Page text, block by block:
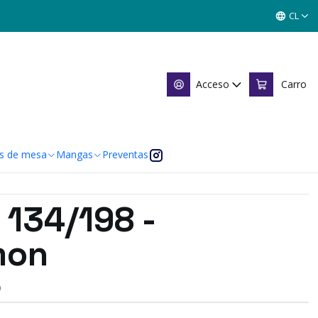
Acceso Carro
de mesa Mangas Preventas
CL
- Uncommon
198 -